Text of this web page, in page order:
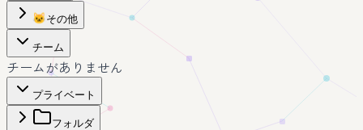
🐱 その他
チーム
チームがありません
プライベート
フォルダ